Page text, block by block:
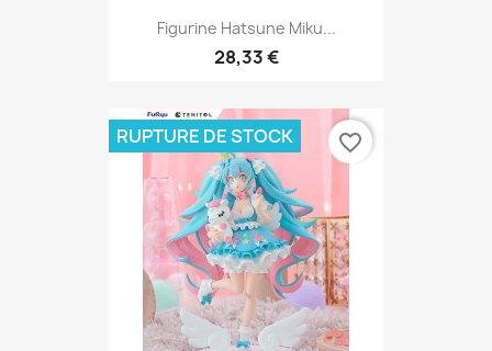
Figurine Hatsune Miku...
28,33 €
RUPTURE DE STOCK favorite_border